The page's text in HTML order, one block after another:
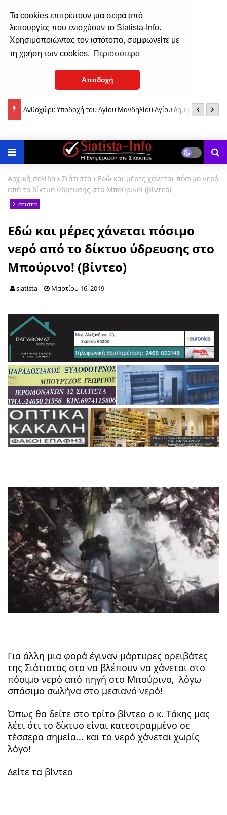
Τα cookies επιτρέπουν μια σειρά από
λειτουργίες που ενισχύουν το Siatista-Info.
Χρησιμοποιώντας τον ιστότοπο, συμφωνείτε με
τη χρήση των cookies. Περισσότερα
Αποδοχή
Τιμίου Σταυρού του Αγίου Νεκταρίου, το Σάββατο 8 Αυγούστου
Μια όμορφη ιστορία από το Άγιον Όρος για την δύναμη της
Αρχική σελίδα Σιάτιστα
Εδώ και μέρες χάνεται πόσιμο νερό
από το δίκτυο ύδρευσης στο Μπούρινο! (βίντεο)
Σιάτιστα
Εδώ και μέρες χάνεται πόσιμο
νερό από το δίκτυο ύδρευσης στο
Μπούρινο! (βίντεο)
siatista Μαρτίου 16, 2019
Για άλλη μια φορά έγιναν μάρτυρες ορειβάτες
της Σιάτιστας στο να βλέπουν να χάνεται στο
πόσιμο νερό από πηγή στο Μπούρινο, λόγω
σπάσιμο σωλήνα στο μεσιανό νερό!
Όπως θα δείτε στο τρίτο βίντεο ο κ. Τάκης μας
λέει ότι το δίκτυο είναι κατεστραμμένο σε
τέσσερα σημεία... και το νερό χάνεται χωρίς
λόγο!
Δείτε τα βίντεο